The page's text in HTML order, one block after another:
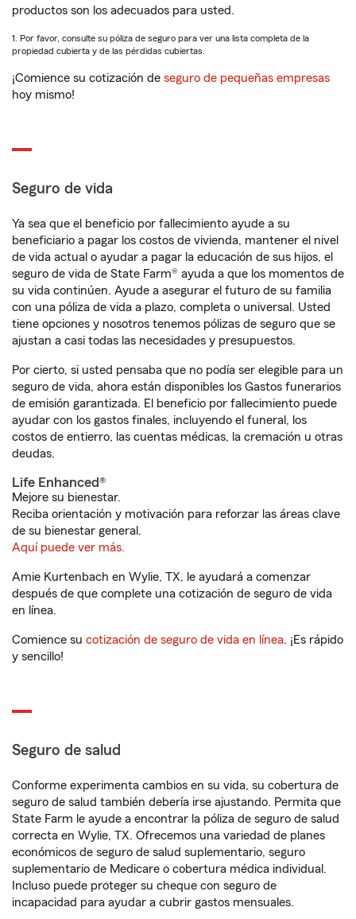
productos son los adecuados para usted.
1. Por favor, consulte su póliza de seguro para ver una lista completa de la
propiedad cubierta y de las pérdidas cubiertas.
¡Comience su cotización de seguro de pequeñas empresas
hoy mismo!
Seguro de vida
Ya sea que el beneficio por fallecimiento ayude a su
beneficiario a pagar los costos de vivienda, mantener el nivel
de vida actual o ayudar a pagar la educación de sus hijos, el
seguro de vida de State Farm® ayuda a que los momentos de
su vida continúen. Ayude a asegurar el futuro de su familia
con una póliza de vida a plazo, completa o universal. Usted
tiene opciones y nosotros tenemos pólizas de seguro que se
ajustan a casi todas las necesidades y presupuestos.
Por cierto, si usted pensaba que no podía ser elegible para un
seguro de vida, ahora están disponibles los Gastos funerarios
de emisión garantizada. El beneficio por fallecimiento puede
ayudar con los gastos finales, incluyendo el funeral, los
costos de entierro, las cuentas médicas, la cremación u otras
deudas.
Life Enhanced®
Mejore su bienestar.
Reciba orientación y motivación para reforzar las áreas clave
de su bienestar general.
Aquí puede ver más.
Amie Kurtenbach en Wylie, TX, le ayudará a comenzar
después de que complete una cotización de seguro de vida
en línea.
Comience su cotización de seguro de vida en línea. ¡Es rápido
y sencillo!
Seguro de salud
Conforme experimenta cambios en su vida, su cobertura de
seguro de salud también debería irse ajustando. Permita que
State Farm le ayude a encontrar la póliza de seguro de salud
correcta en Wylie, TX. Ofrecemos una variedad de planes
económicos de seguro de salud suplementario, seguro
suplementario de Medicare o cobertura médica individual.
Incluso puede proteger su cheque con seguro de
incapacidad para ayudar a cubrir gastos mensuales.